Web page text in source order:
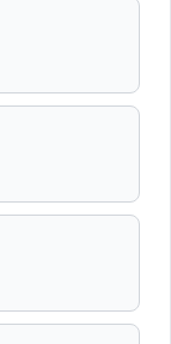
ने 8वें
का नया